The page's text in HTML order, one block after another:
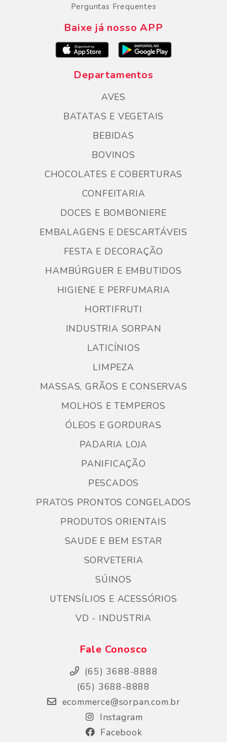
Perguntas Frequentes
Baixe já nosso APP
Departamentos
AVES
BATATAS E VEGETAIS
BEBIDAS
BOVINOS
CHOCOLATES E COBERTURAS
CONFEITARIA
DOCES E BOMBONIERE
EMBALAGENS E DESCARTÁVEIS
FESTA E DECORAÇÃO
HAMBÚRGUER E EMBUTIDOS
HIGIENE E PERFUMARIA
HORTIFRUTI
INDUSTRIA SORPAN
LATICÍNIOS
LIMPEZA
MASSAS, GRÃOS E CONSERVAS
MOLHOS E TEMPEROS
ÓLEOS E GORDURAS
PADARIA LOJA
PANIFICAÇÃO
PESCADOS
PRATOS PRONTOS CONGELADOS
PRODUTOS ORIENTAIS
SAUDE E BEM ESTAR
SORVETERIA
SÚINOS
UTENSÍLIOS E ACESSÓRIOS
VD - INDUSTRIA
Fale Conosco
(65) 3688-8888
(65) 3688-8888
ecommerce@sorpan.com.br
Instagram
Facebook